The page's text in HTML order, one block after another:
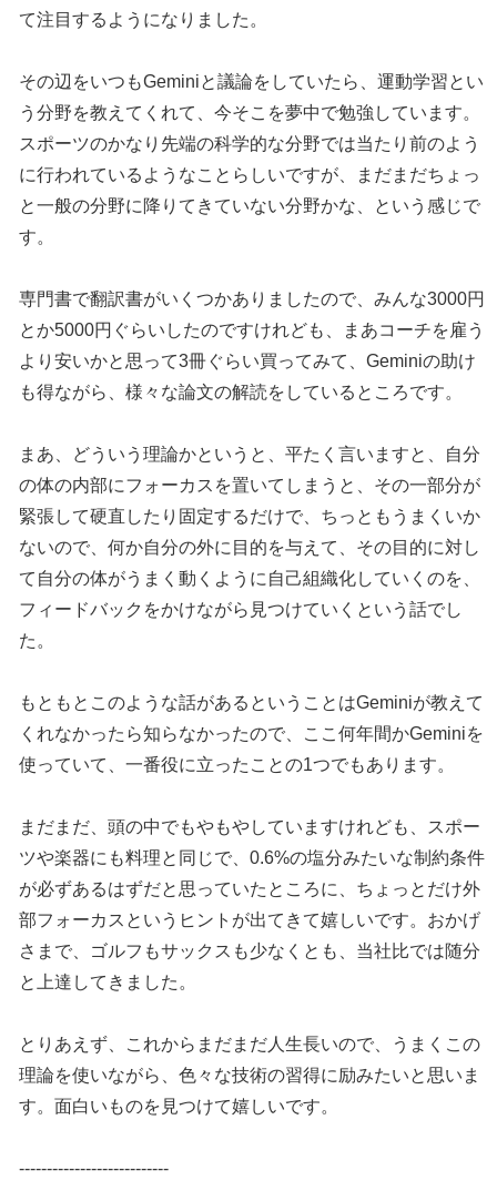
て注目するようになりました。
その辺をいつもGeminiと議論をしていたら、運動学習とい
う分野を教えてくれて、今そこを夢中で勉強しています。
スポーツのかなり先端の科学的な分野では当たり前のよう
に行われているようなことらしいですが、まだまだちょっ
と一般の分野に降りてきていない分野かな、という感じで
す。
専門書で翻訳書がいくつかありましたので、みんな3000円
とか5000円ぐらいしたのですけれども、まあコーチを雇う
より安いかと思って3冊ぐらい買ってみて、Geminiの助け
も得ながら、様々な論文の解読をしているところです。
まあ、どういう理論かというと、平たく言いますと、自分
の体の内部にフォーカスを置いてしまうと、その一部分が
緊張して硬直したり固定するだけで、ちっともうまくいか
ないので、何か自分の外に目的を与えて、その目的に対し
て自分の体がうまく動くように自己組織化していくのを、
フィードバックをかけながら見つけていくという話でし
た。
もともとこのような話があるということはGeminiが教えて
くれなかったら知らなかったので、ここ何年間かGeminiを
使っていて、一番役に立ったことの1つでもあります。
まだまだ、頭の中でもやもやしていますけれども、スポー
ツや楽器にも料理と同じで、0.6%の塩分みたいな制約条件
が必ずあるはずだと思っていたところに、ちょっとだけ外
部フォーカスというヒントが出てきて嬉しいです。おかげ
さまで、ゴルフもサックスも少なくとも、当社比では随分
と上達してきました。
とりあえず、これからまだまだ人生長いので、うまくこの
理論を使いながら、色々な技術の習得に励みたいと思いま
す。面白いものを見つけて嬉しいです。
---------------------------